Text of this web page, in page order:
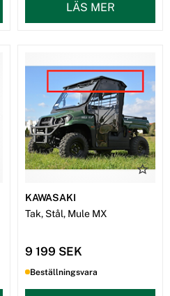
LÄS MER
KAWASAKI
Tak, Stål, Mule MX
9 199 SEK
Beställningsvara